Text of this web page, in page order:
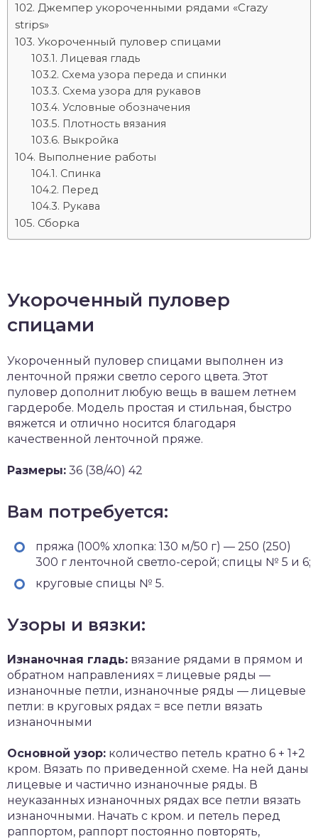
Джемпер укороченными рядами «Crazy
strips»
Укороченный пуловер спицами
Лицевая гладь
Схема узора переда и спинки
Схема узора для рукавов
Условные обозначения
Плотность вязания
Выкройка
Выполнение работы
Спинка
Перед
Рукава
Сборка
Укороченный пуловер
спицами
Укороченный пуловер спицами выполнен из
ленточной пряжи светло серого цвета. Этот
пуловер дополнит любую вещь в вашем летнем
гардеробе. Модель простая и стильная, быстро
вяжется и отлично носится благодаря
качественной ленточной пряже.
Размеры: 36 (38/40) 42
Вам потребуется:
пряжа (100% хлопка: 130 м/50 г) — 250 (250)
300 г ленточной светло-серой; спицы № 5 и 6;
круговые спицы № 5.
Узоры и вязки:
Изнаночная гладь: вязание рядами в прямом и
обратном направлениях = лицевые ряды —
изнаночные петли, изнаночные ряды — лицевые
петли: в круговых рядах = все петли вязать
изнаночными
Основной узор: количество петель кратно 6 + 1+2
кром. Вязать по приведенной схеме. На ней даны
лицевые и частично изнаночные ряды. В
неуказанных изнаночных рядах все петли вязать
изнаночными. Начать с кром. и петель перед
раппортом, раппорт постоянно повторять,